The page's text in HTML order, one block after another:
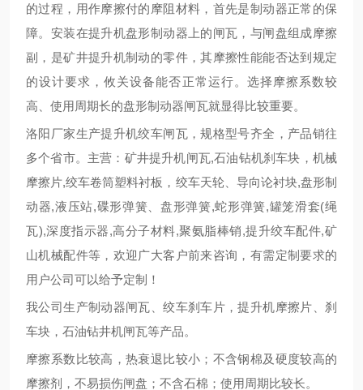
的过程，用作摩擦付的摩阻材料，首先是制动器正常的保
障。安装在提升机盘形制动器上的闸瓦，与闸盘组成摩擦
副，是矿井提升机制动的零件，其摩擦性能能否达到规定
的设计要求，攸关设备能否正常运行。选择摩擦系数较
高、使用周期长的盘形制动器闸瓦就显得比较重要。
洛阳厂家生产提升机绞车闸瓦，规格型号齐全 ，产品销往
多个省市。主营：矿井提升机闸瓦,石油钻机刹车块 ， 机械
摩擦片,绞车卷筒塑料衬板 ， 绞车天轮、导向论衬块,盘形制
动器,液压站,碟形弹簧、盘形弹簧,蛇形弹簧,罐笼滑套(绳
瓦),深度指示器,高分子材料,聚氨脂棒销,提升绞车配件,矿
山机械配件等，欢迎广大客户前来咨询，有需定制要求的
用户公司可以给予定制！
我公司生产制动器闸瓦、绞车刹车片，提升机摩擦片、刹
车块，石油钻井机闸瓦等产品。
摩擦系数 比较高，热衰退比较小；不含钢棉及硬度较高的
摩擦剂，不易损伤闸盘；不含石棉；使用周期比较长。